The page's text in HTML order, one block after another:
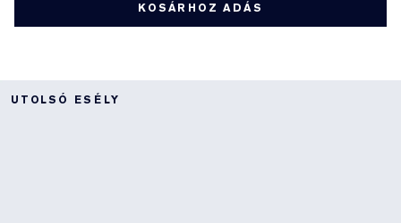
KOSÁRHOZ ADÁS
UTOLSÓ ESÉLY